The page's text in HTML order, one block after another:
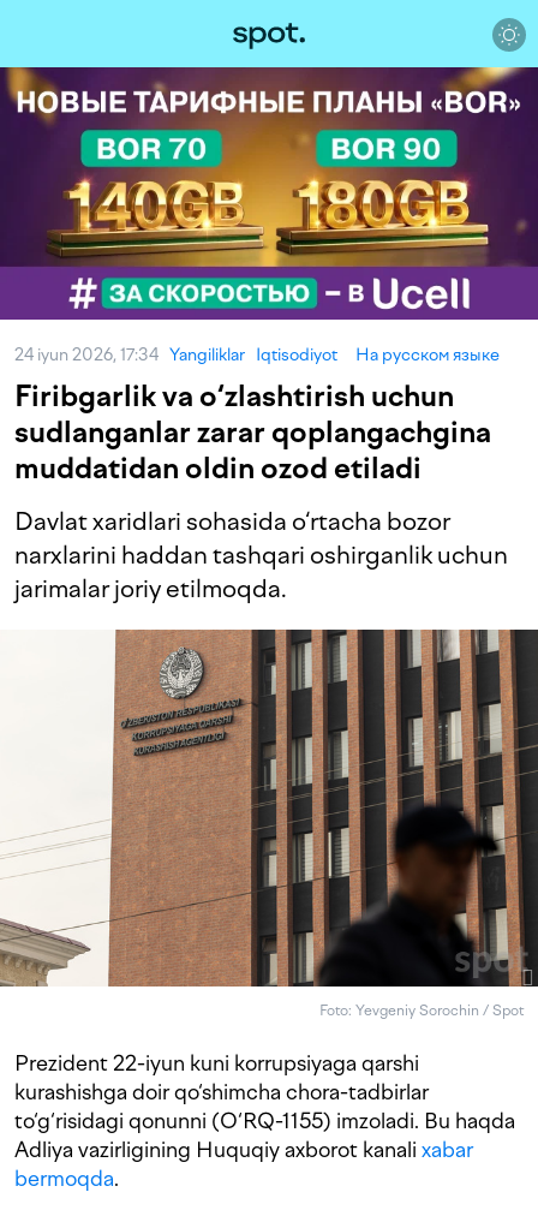
24 iyun 2026, 17:34 Yangiliklar Iqtisodiyot На русском языке
Firibgarlik va o‘zlashtirish uchun
sudlanganlar zarar qoplangachgina
muddatidan oldin ozod etiladi
Davlat xaridlari sohasida o‘rtacha bozor
narxlarini haddan tashqari oshirganlik uchun
jarimalar joriy etilmoqda.
Foto: Yevgeniy Sorochin / Spot
Prezident 22-iyun kuni korrupsiyaga qarshi
kurashishga doir qo‘shimcha chora-tadbirlar
to‘g‘risidagi qonunni (O‘RQ-1155) imzoladi. Bu haqda
Adliya vazirligining Huquqiy axborot kanali xabar
bermoqda.